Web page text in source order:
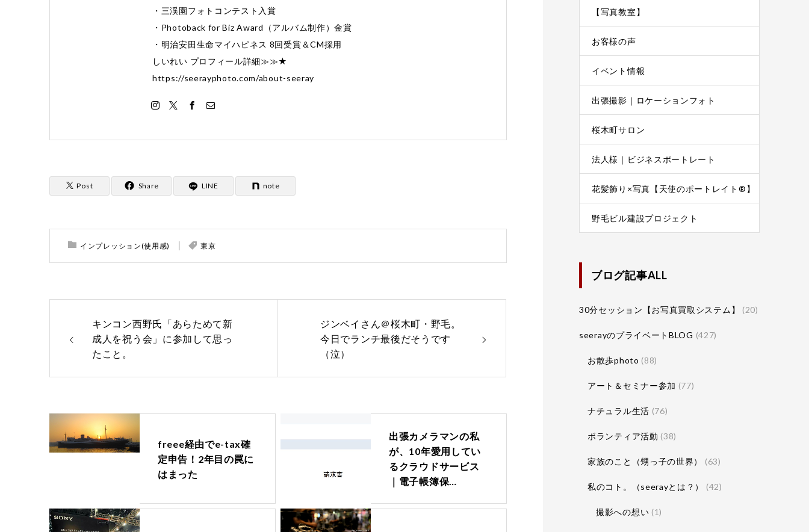
・三渓園フォトコンテスト入賞
・Photoback for Biz Award（アルバム制作）金賞
・明治安田生命マイハピネス 8回受賞＆CM採用
しいれい プロフィール詳細≫≫★
https://seerayphoto.com/about-seeray
Post Share LINE note
インプレッション(使用感) 東京
キンコン西野氏「あらためて新
成人を祝う会」に参加して思っ
たこと。
ジンベイさん＠桜木町・野毛。
今日でランチ最後だそうです
（泣）
freee経由でe-tax確
定申告！2年目の罠に
はまった
出張カメラマンの私
が、10年愛用してい
るクラウドサービス
｜電子帳簿保…
【写真教室】
お客様の声
イベント情報
出張撮影｜ロケーションフォト
桜木町サロン
法人様｜ビジネスポートレート
花髪飾り×写真【天使のポートレイト®】
野毛ビル建設プロジェクト
ブログ記事ALL
30分セッション【お写真買取システム】 (20)
seerayのプライベートBLOG (427)
お散歩photo (88)
アート＆セミナー参加 (77)
ナチュラル生活 (76)
ボランティア活動 (38)
家族のこと（甥っ子の世界） (63)
私のコト。（seerayとは？） (42)
撮影への想い (1)